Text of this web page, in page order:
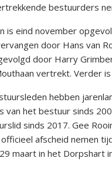
bestuurders
is eind november
door Hans van
door Harry
vertrekt. Verder
hebben
van het bestuur sinds
sinds 2017. Gee
afscheid nemen
maart in het Dorpshart